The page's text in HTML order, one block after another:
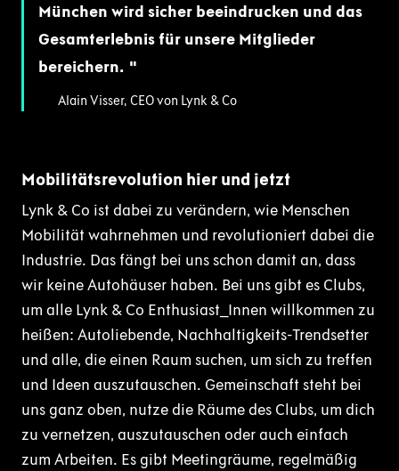
München wird sicher beeindrucken und das
Gesamterlebnis für unsere Mitglieder
bereichern.
Alain Visser, CEO von Lynk & Co
Mobilitätsrevolution hier und jetzt
Lynk & Co ist dabei zu verändern, wie Menschen
Mobilität wahrnehmen und revolutioniert dabei die
Industrie. Das fängt bei uns schon damit an, dass
wir keine Autohäuser haben. Bei uns gibt es Clubs,
um alle Lynk & Co Enthusiast_Innen willkommen zu
heißen: Autoliebende, Nachhaltigkeits-Trendsetter
und alle, die einen Raum suchen, um sich zu treffen
und Ideen auszutauschen. Gemeinschaft steht bei
uns ganz oben, nutze die Räume des Clubs, um dich
zu vernetzen, auszutauschen oder auch einfach
zum Arbeiten. Es gibt Meetingräume, regelmäßig